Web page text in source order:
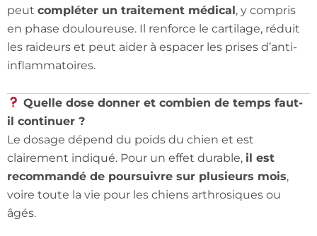
peut compléter un traitement médical, y compris
en phase douloureuse. Il renforce le cartilage, réduit
les raideurs et peut aider à espacer les prises d’anti-
inflammatoires.
Quelle dose donner et combien de temps faut-
il continuer ?
Le dosage dépend du poids du chien et est
clairement indiqué. Pour un effet durable, il est
recommandé de poursuivre sur plusieurs mois,
voire toute la vie pour les chiens arthrosiques ou
âgés.